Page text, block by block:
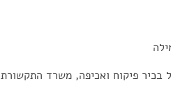
בכיר פיקוח ואכיפה, משרד התקשורת